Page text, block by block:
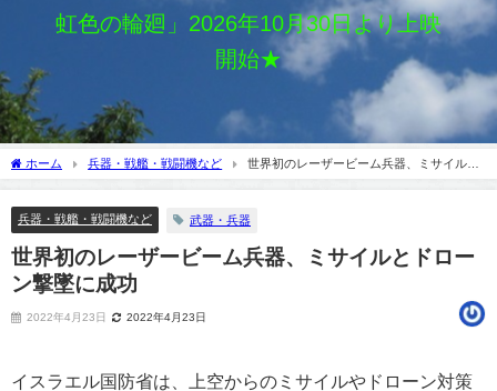
虹色の輪廻」2026年10月30日より上映
開始★
ホーム 兵器・戦艦・戦闘機など
世界初のレーザービーム兵器、ミサイルと
兵器・戦艦・戦闘機など 武器・兵器
世界初のレーザービーム兵器、ミサイルとドロー
ン撃墜に成功
2022年4月23日 2022年4月23日
イスラエル国防省は、上空からのミサイルやドローン対策